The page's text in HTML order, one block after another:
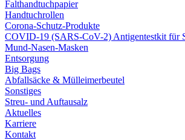
Falthandtuchpapier
Handtuchrollen
Corona-Schutz-Produkte
COVID-19 (SARS-CoV-2) Antigentestkit für
Mund-Nasen-Masken
Entsorgung
Big Bags
Abfallsäcke & Mülleimerbeutel
Sonstiges
Streu- und Auftausalz
Aktuelles
Karriere
Kontakt